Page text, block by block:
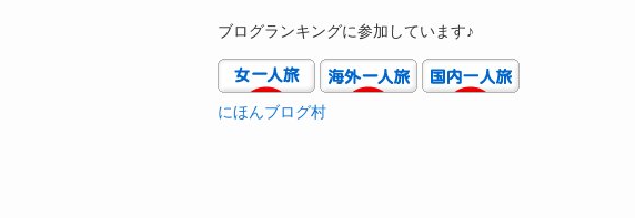
ブログランキングに参加しています♪
にほんブログ村